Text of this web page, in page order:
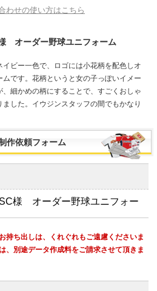
わせの使い方はこちら
オーダー野球ユニフォーム
ビー一色で、ロゴには小花柄を配色しオ
です。花柄というと女の子っぽいイメー
細かめの柄にすることで、すごくおしゃ
した。イウジンスタッフの間でもかなり
作依頼フォーム
持ち出しは、くれぐれもご遠慮くださいま
、別途データ作成料をご請求させて頂きま